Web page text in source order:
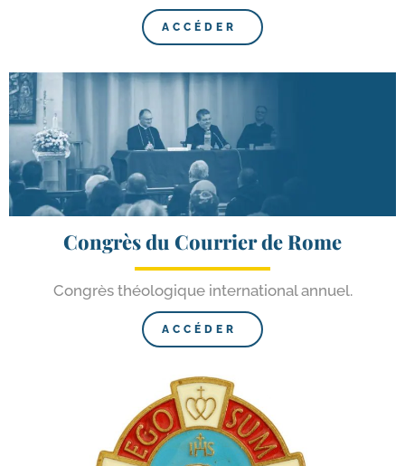
ACCÉDER
Congrès du Courrier de Rome
Congrès théo­lo­gique inter­na­tio­nal annuel.
ACCÉDER